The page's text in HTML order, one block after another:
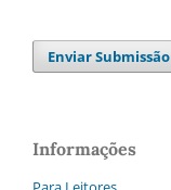
Enviar Submissão
Informações